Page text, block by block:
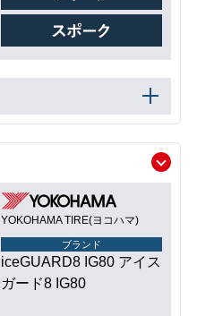
YOKOHAMA TIRE(ヨコハマ)
ブランド
iceGUARD8 IG80 アイス
ガード8 IG80